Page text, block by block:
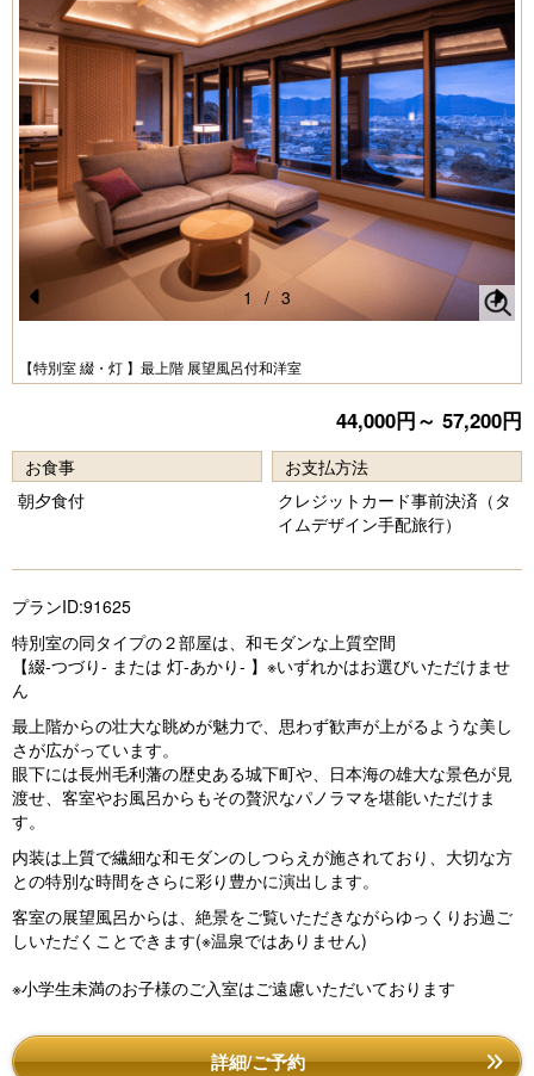
Pr
e
u
s
【特別室 綴・灯 】最上階 展望風呂付和洋室
N
1 / 3
44,000円～ 57,200円
お食事
朝夕食付
お支払方法
クレジットカード事前決済（タ
イムデザイン手配旅行）
プランID:91625
特別室の同タイプの２部屋は、和モダンな上質空間
【綴-つづり- または 灯-あかり- 】※いずれかはお選びいただけませ
ん
最上階からの壮大な眺めが魅力で、思わず歓声が上がるような美し
さが広がっています。
眼下には長州毛利藩の歴史ある城下町や、日本海の雄大な景色が見
渡せ、客室やお風呂からもその贅沢なパノラマを堪能いただけま
す。
内装は上質で繊細な和モダンのしつらえが施されており、大切な方
との特別な時間をさらに彩り豊かに演出します。
客室の展望風呂からは、絶景をご覧いただきながらゆっくりお過ご
しいただくことできます(※温泉ではありません)
※小学生未満のお子様のご入室はご遠慮いただいております
詳細/ご予約